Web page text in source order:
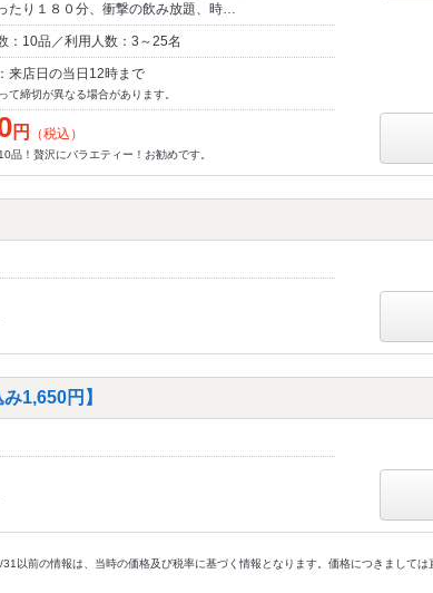
たり１８０分、衝撃の飲み放題、時…
：10品／利用人数：3～25名
来店日の当日12時まで
て締切が異なる場合があります。
円 （税込）
品！贅沢にバラエティー！お勧めです。
1,650円】
以前の情報は、当時の価格及び税率に基づく情報となります。価格につきましては